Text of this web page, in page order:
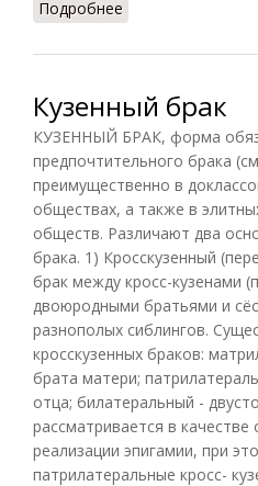
Подробнее
Кузенный брак
КУЗЕННЫЙ БРАК, форма
предпочтительного брака
преимущественно в
обществах, а также в
обществ. Различают два
брака. 1) Кросскузенный
брак между кросс-кузенами
двоюродными братьями и
разнополых сиблингов.
кросскузенных браков:
брата матери;
отца; билатеральный -
рассматривается в
реализации эпигамии, при
патрилатеральные кросс-